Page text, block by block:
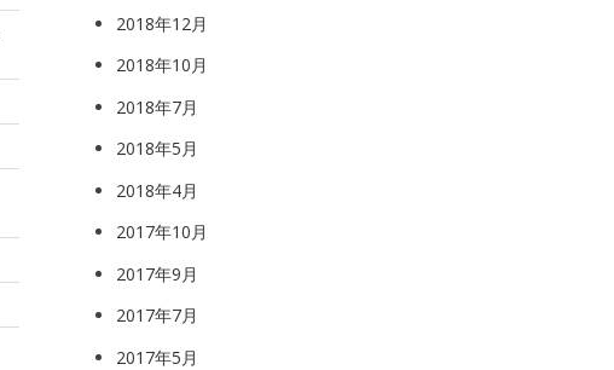
2018年12月
2018年10月
2018年7月
2018年5月
2018年4月
2017年10月
2017年9月
2017年7月
2017年5月